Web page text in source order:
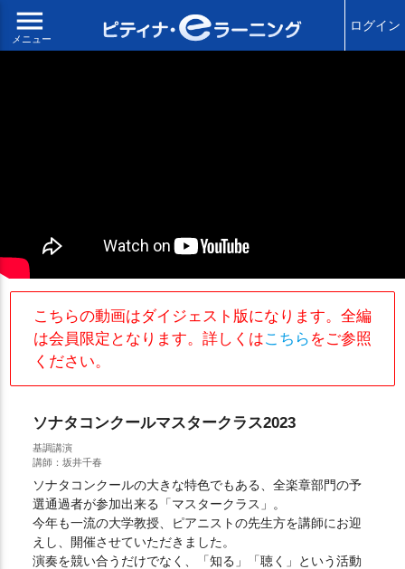
menu
メニュー
ログイン
こちらの動画はダイジェスト版になります。全編
は会員限定となります。詳しくはこちら をご参照
ください。
ソナタコンクールマスタークラス2023
基調講演
講師：坂井千春
ソナタコンクールの大きな特色でもある、全楽章部門の予
選通過者が参加出来る「マスタークラス」。
今年も一流の大学教授、ピアニストの先生方を講師にお迎
えし、開催させていただきました。
演奏を競い合うだけでなく、「知る」「聴く」という活動